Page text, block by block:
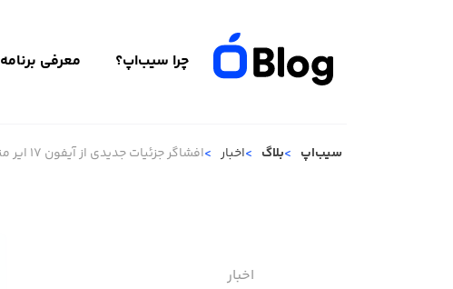
چرا سیب‌اپ؟ معرفی برنامه
سیب‌اپ بلاگ اخبار افشاگر جزئیات جدیدی از آیفون ۱۷ ایر منتشر کرد: وزن چشم‌گیر، باتری ناامیدکننده!
اخبار